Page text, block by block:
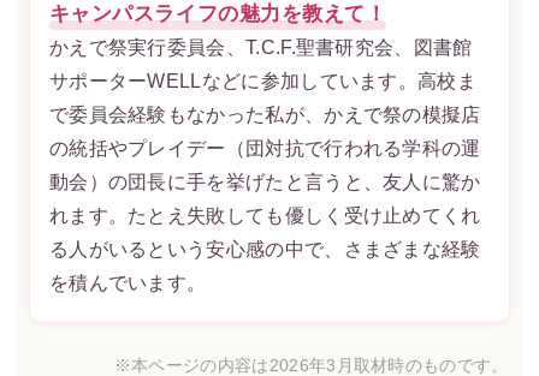
キャンパスライフの魅力を教えて！
かえで祭実行委員会、T.C.F.聖書研究会、図書館
サポーターWELLなどに参加しています。高校ま
で委員会経験もなかった私が、かえで祭の模擬店
の統括やプレイデー（団対抗で行われる学科の運
動会）の団長に手を挙げたと言うと、友人に驚か
れます。たとえ失敗しても優しく受け止めてくれ
る人がいるという安心感の中で、さまざまな経験
を積んでいます。
※本ページの内容は2026年3月取材時のものです。